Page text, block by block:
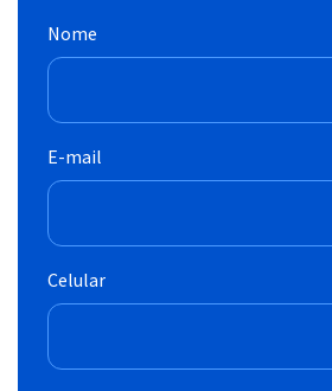
Nome
E-mail
Celular